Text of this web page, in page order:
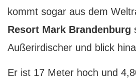
kommt sogar aus dem
Resort Mark Brandenburg
Außerirdischer und blick
Er ist 17 Meter hoch und